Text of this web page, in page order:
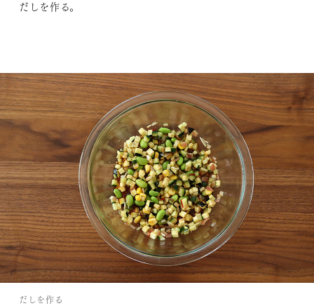
だしを作る。
だしを作る